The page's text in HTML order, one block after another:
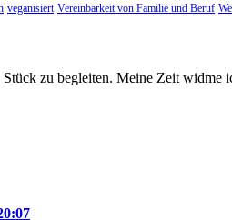
veganisiert Vereinbarkeit von Familie und Beruf
zu begleiten. Meine Zeit